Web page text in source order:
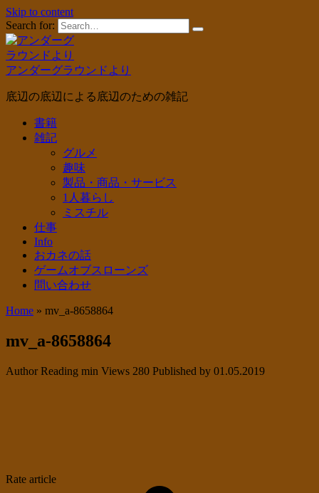
Skip to content
Search for:
アンダーグラウンドより
底辺の底辺による底辺のための雑記
書籍
雑記
グルメ
趣味
製品・商品・サービス
1人暮らし
ミスチル
仕事
Info
おカネの話
ゲームオブスローンズ
問い合わせ
Home » mv_a-8658864
mv_a-8658864
Author Reading min Views 280 Published by 01.05.2019
Rate article